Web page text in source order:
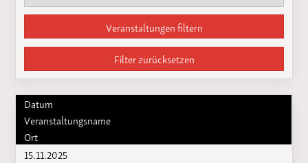
Veranstaltungen filtern
Filter zurücksetzen
Datum
Veranstaltungsname
Ort
15.11.2025